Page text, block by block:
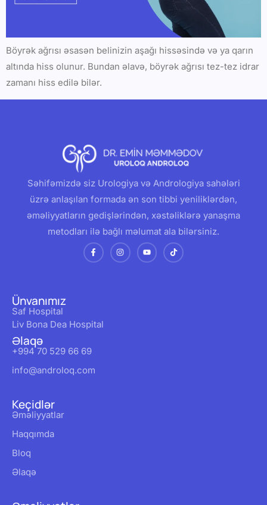
Böyrək ağrısı əsasən belinizin aşağı hissəsində və ya qarın
altında hiss olunur. Bundan əlavə, böyrək ağrısı tez-tez idrar
zamanı hiss edilə bilər.
Səhifəmizdə siz Urologiya və Andrologiya sahələri
üzrə anlaşılan formada ən son tibbi yeniliklərdən,
əməliyyatların gedişlərindən, xəstəliklərə yanaşma
metodları ilə bağlı məlumat ala bilərsiniz.
Ünvanımız
Saf Hospital
Liv Bona Dea Hospital
Əlaqə
+994 70 529 66 69
info@androloq.com
Keçidlər
Əməliyyatlar
Haqqımda
Bloq
Əlaqə